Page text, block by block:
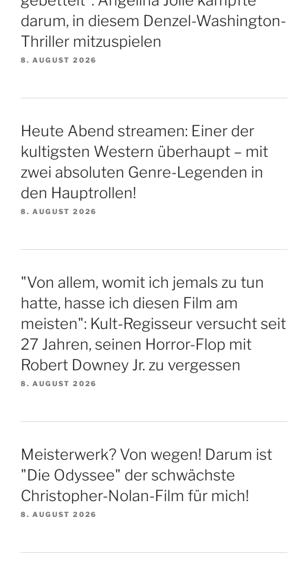
darum, in diesem Denzel-Washington-
Thriller mitzuspielen
8. AUGUST 2026
Heute Abend streamen: Einer der
kultigsten Western überhaupt – mit
zwei absoluten Genre-Legenden in
den Hauptrollen!
8. AUGUST 2026
"Von allem, womit ich jemals zu tun
hatte, hasse ich diesen Film am
meisten": Kult-Regisseur versucht seit
27 Jahren, seinen Horror-Flop mit
Robert Downey Jr. zu vergessen
8. AUGUST 2026
Meisterwerk? Von wegen! Darum ist
"Die Odyssee" der schwächste
Christopher-Nolan-Film für mich!
8. AUGUST 2026